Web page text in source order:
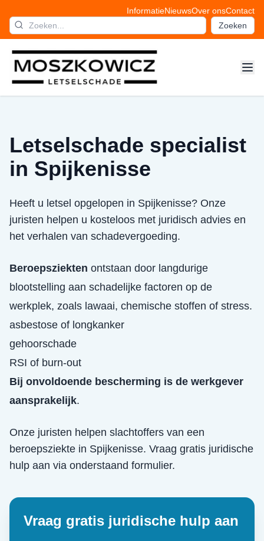
InformatieNieuwsOver onsContact
Zoeken
Letselschade specialist
in Spijkenisse
Heeft u letsel opgelopen in Spijkenisse? Onze
juristen helpen u kosteloos met juridisch advies en
het verhalen van schadevergoeding.
Beroepsziekten ontstaan door langdurige
blootstelling aan schadelijke factoren op de
werkplek, zoals lawaai, chemische stoffen of stress.
asbestose of longkanker
gehoorschade
RSI of burn-out
Bij onvoldoende bescherming is de werkgever
aansprakelijk.
Onze juristen helpen slachtoffers van een
beroepsziekte in Spijkenisse. Vraag gratis juridische
hulp aan via onderstaand formulier.
Vraag gratis juridische hulp aan